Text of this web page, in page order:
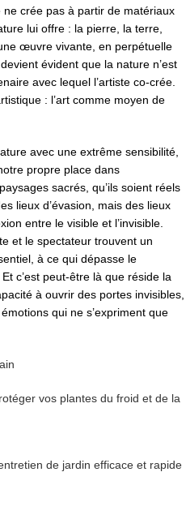
ne crée pas à partir de matériaux
lui offre : la pierre, la terre,
œuvre vivante, en perpétuelle
évident que la nature n’est
avec lequel l’artiste co-crée.
: l’art comme moyen de
avec une extrême sensibilité,
propre place dans
sacrés, qu’ils soient réels
lieux d’évasion, mais des lieux
entre le visible et l’invisible.
et le spectateur trouvent un
à ce qui dépasse le
c’est peut-être là que réside la
à ouvrir des portes invisibles,
qui ne s’expriment que
vos plantes du froid et de la
de jardin efficace et rapide